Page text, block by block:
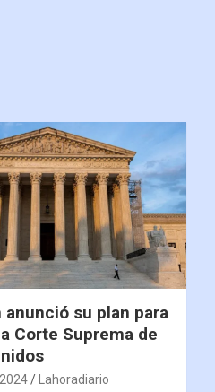
anunció su plan para
Corte Suprema de
Lahoradiario